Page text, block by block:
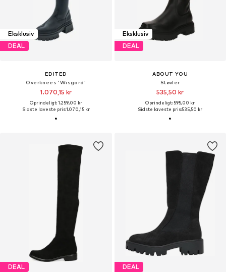
Eksklusiv
DEAL
EDITED
Overknees 'Wisgard'
1.070,15 kr
Oprindeligt: 1.259,00 kr
Sidste laveste pris:1.070,15 kr
Eksklusiv
DEAL
ABOUT YOU
Støvler
535,50 kr
Oprindeligt: 595,00 kr
Sidste laveste pris:535,50 kr
DEAL DEAL